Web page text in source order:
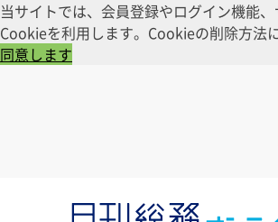
当サイトでは、会員登録やログイン機能
Cookieを利用します。Cookieの削除方法
同意します